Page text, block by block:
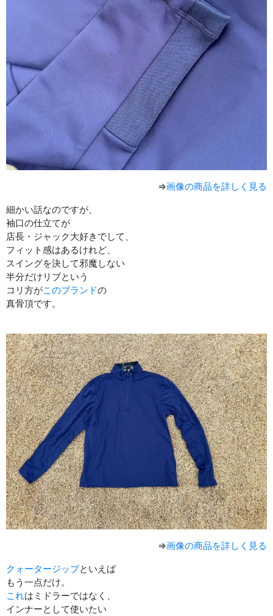
⇒画像の商品を詳しく見る
細かい話なのですが、
袖口の仕立てが
店長・ジャック大好きでして、
フィット感はあるけれど、
スイングを決して邪魔しない
半分だけリブという
コリ方がこのブランドの
真骨頂です。
⇒画像の商品を詳しく見る
クォータージップといえば
もう一点だけ。
これはミドラーではなく、
インナーとして使いたい